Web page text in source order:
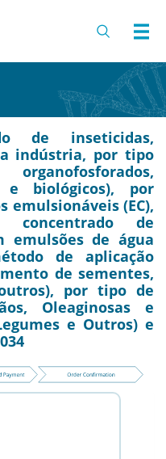
de inseticidas,
indústria, por tipo
biológicos), por
emulsionáveis (EC),
concentrado de
emulsões de água
de aplicação
de sementes,
por tipo de
Oleaginosas e
e Outros) e